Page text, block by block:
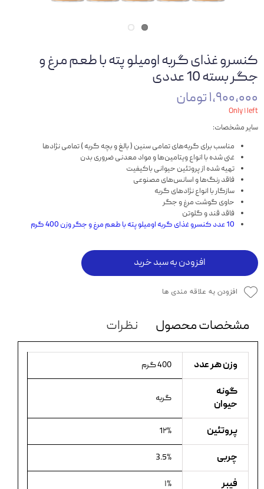
کنسرو غذای گربه اومیلو پته با طعم مرغ و
جگر بسته 10 عددی
۱,۹۰۰,۰۰۰ تومان
Only ۱ left
سایر مشخصات:
مناسب برای گربه‌های تمامی سنین ( بالغ و بچه گربه ) تمامی نژادها
غنی شده با انواع ویتامین‌ها و مواد معدنی ضروری بدن
تهیه شده از پروتئین حیوانی باکیفیت
فاقد رنگ‌ها و اسانس‌‌های مصنوعی
سازگار با انواع نژادهای گربه
حاوی گوشت مرغ و جگر
فاقد قند و گلوتن
10 عدد کنسرو غذای گربه اومیلو پته با طعم مرغ و جگر وزن 400 گرم
افزودن به سبد خرید
افزودن به علاقه مندی ها
مشخصات محصول نظرات
وزن هر عدد 400 گرم
گونه
حیوان
گربه
پروتئین 1۲%
چربی 3.5%
فیبر ۱%